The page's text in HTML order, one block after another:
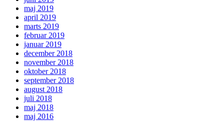
maj 2019
april 2019
marts 2019
februar 2019
januar 2019
december 2018
november 2018
oktober 2018
september 2018
august 2018
juli 2018
maj 2018
maj 2016